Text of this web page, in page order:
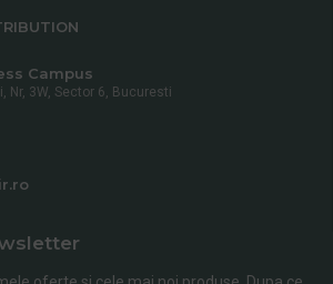
Campus
Nr, 3W, Sector 6, Bucuresti